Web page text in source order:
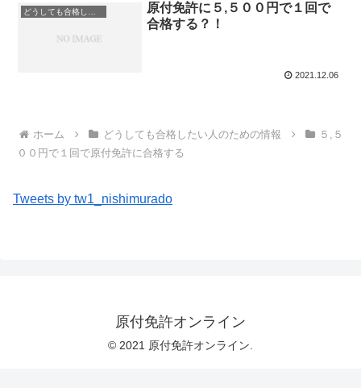
どうしても合格したい人のための情報
原付免許に５,５００円で１回で
合格する？！
2021.12.06
ホーム どうしても合格したい人のための情報
５,５
００円で１回で原付免許に合格する
Tweets by tw1_nishimurado
原付免許オンライン
© 2021 原付免許オンライン.